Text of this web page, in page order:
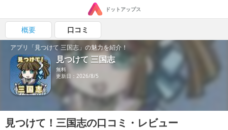
ドットアップス
概要 口コミ
アプリ「見つけて 三国志」の魅力を紹介！
見つけて 三国志
無料
更新日：2026/8/5
見つけて！三国志の口コミ・レビュー